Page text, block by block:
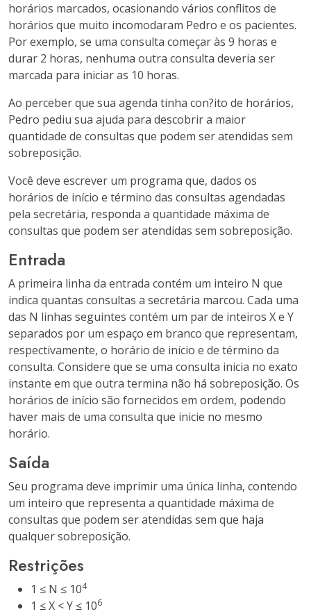
horários marcados, ocasionando vários conflitos de
horários que muito incomodaram Pedro e os pacientes.
Por exemplo, se uma consulta começar às 9 horas e
durar 2 horas, nenhuma outra consulta deveria ser
marcada para iniciar as 10 horas.
Ao perceber que sua agenda tinha con?ito de horários,
Pedro pediu sua ajuda para descobrir a maior
quantidade de consultas que podem ser atendidas sem
sobreposição.
Você deve escrever um programa que, dados os
horários de início e término das consultas agendadas
pela secretária, responda a quantidade máxima de
consultas que podem ser atendidas sem sobreposição.
Entrada
A primeira linha da entrada contém um inteiro N que
indica quantas consultas a secretária marcou. Cada uma
das N linhas seguintes contém um par de inteiros X e Y
separados por um espaço em branco que representam,
respectivamente, o horário de início e de término da
consulta. Considere que se uma consulta inicia no exato
instante em que outra termina não há sobreposição. Os
horários de início são fornecidos em ordem, podendo
haver mais de uma consulta que inicie no mesmo
horário.
Saída
Seu programa deve imprimir uma única linha, contendo
um inteiro que representa a quantidade máxima de
consultas que podem ser atendidas sem que haja
qualquer sobreposição.
Restrições
1 ≤ N ≤ 104
1 ≤ X < Y ≤ 106